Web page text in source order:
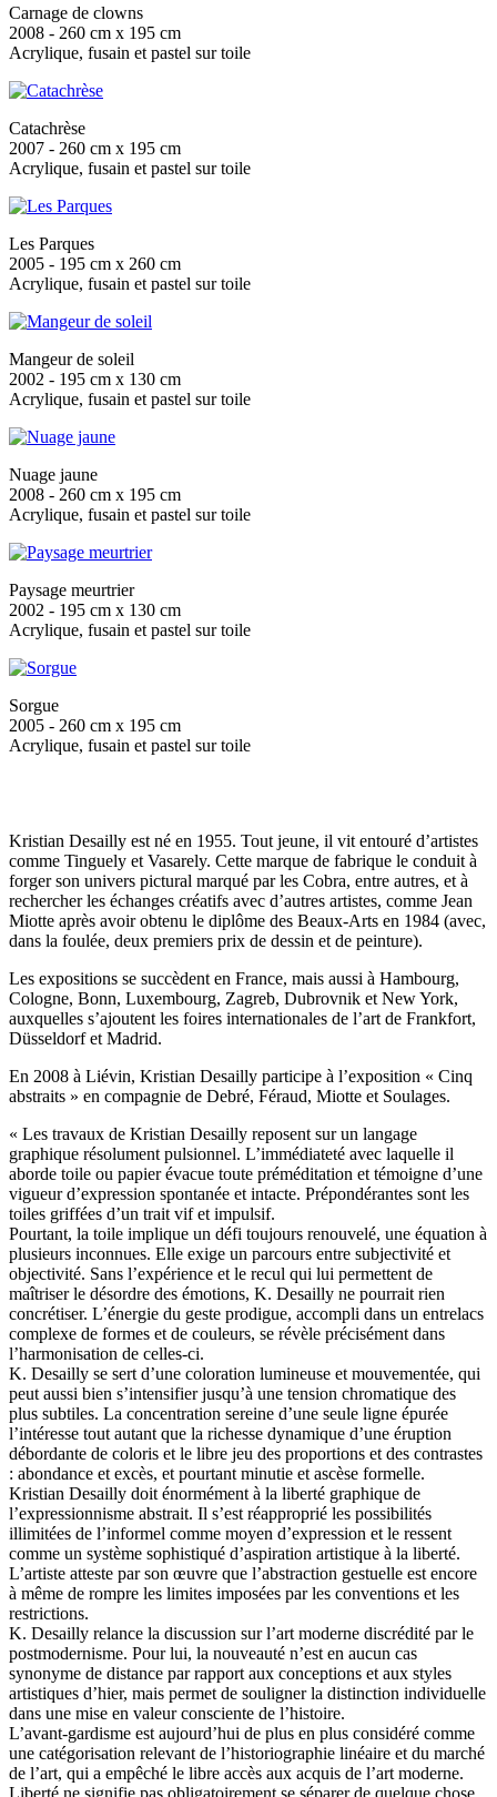
Carnage de clowns
2008 - 260 cm x 195 cm
Acrylique, fusain et pastel sur toile
Catachrèse
2007 - 260 cm x 195 cm
Acrylique, fusain et pastel sur toile
Les Parques
2005 - 195 cm x 260 cm
Acrylique, fusain et pastel sur toile
Mangeur de soleil
2002 - 195 cm x 130 cm
Acrylique, fusain et pastel sur toile
Nuage jaune
2008 - 260 cm x 195 cm
Acrylique, fusain et pastel sur toile
Paysage meurtrier
2002 - 195 cm x 130 cm
Acrylique, fusain et pastel sur toile
Sorgue
2005 - 260 cm x 195 cm
Acrylique, fusain et pastel sur toile
Kristian Desailly est né en 1955. Tout jeune, il vit entouré d’artistes
comme Tinguely et Vasarely. Cette marque de fabrique le conduit à
forger son univers pictural marqué par les Cobra, entre autres, et à
rechercher les échanges créatifs avec d’autres artistes, comme Jean
Miotte après avoir obtenu le diplôme des Beaux-Arts en 1984 (avec,
dans la foulée, deux premiers prix de dessin et de peinture).
Les expositions se succèdent en France, mais aussi à Hambourg,
Cologne, Bonn, Luxembourg, Zagreb, Dubrovnik et New York,
auxquelles s’ajoutent les foires internationales de l’art de Frankfort,
Düsseldorf et Madrid.
En 2008 à Liévin, Kristian Desailly participe à l’exposition « Cinq
abstraits » en compagnie de Debré, Féraud, Miotte et Soulages.
« Les travaux de Kristian Desailly reposent sur un langage
graphique résolument pulsionnel. L’immédiateté avec laquelle il
aborde toile ou papier évacue toute préméditation et témoigne d’une
vigueur d’expression spontanée et intacte. Prépondérantes sont les
toiles griffées d’un trait vif et impulsif.
Pourtant, la toile implique un défi toujours renouvelé, une équation à
plusieurs inconnues. Elle exige un parcours entre subjectivité et
objectivité. Sans l’expérience et le recul qui lui permettent de
maîtriser le désordre des émotions, K. Desailly ne pourrait rien
concrétiser. L’énergie du geste prodigue, accompli dans un entrelacs
complexe de formes et de couleurs, se révèle précisément dans
l’harmonisation de celles-ci.
K. Desailly se sert d’une coloration lumineuse et mouvementée, qui
peut aussi bien s’intensifier jusqu’à une tension chromatique des
plus subtiles. La concentration sereine d’une seule ligne épurée
l’intéresse tout autant que la richesse dynamique d’une éruption
débordante de coloris et le libre jeu des proportions et des contrastes
: abondance et excès, et pourtant minutie et ascèse formelle.
Kristian Desailly doit énormément à la liberté graphique de
l’expressionnisme abstrait. Il s’est réapproprié les possibilités
illimitées de l’informel comme moyen d’expression et le ressent
comme un système sophistiqué d’aspiration artistique à la liberté.
L’artiste atteste par son œuvre que l’abstraction gestuelle est encore
à même de rompre les limites imposées par les conventions et les
restrictions.
K. Desailly relance la discussion sur l’art moderne discrédité par le
postmodernisme. Pour lui, la nouveauté n’est en aucun cas
synonyme de distance par rapport aux conceptions et aux styles
artistiques d’hier, mais permet de souligner la distinction individuelle
dans une mise en valeur consciente de l’histoire.
L’avant-gardisme est aujourd’hui de plus en plus considéré comme
une catégorisation relevant de l’historiographie linéaire et du marché
de l’art, qui a empêché le libre accès aux acquis de l’art moderne.